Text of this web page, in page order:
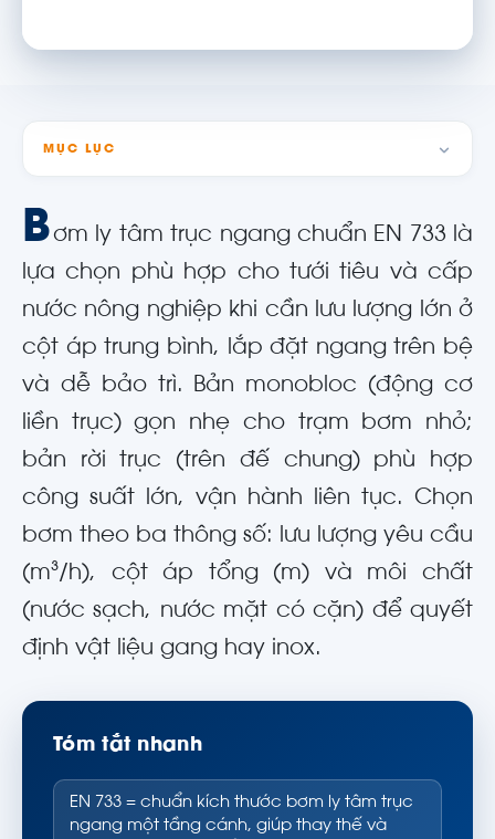
MỤC LỤC
Bơm ly tâm trục ngang chuẩn EN 733 là
lựa chọn phù hợp cho tưới tiêu và cấp
nước nông nghiệp khi cần lưu lượng lớn ở
cột áp trung bình, lắp đặt ngang trên bệ
và dễ bảo trì. Bản monobloc (động cơ
liền trục) gọn nhẹ cho trạm bơm nhỏ;
bản rời trục (trên đế chung) phù hợp
công suất lớn, vận hành liên tục. Chọn
bơm theo ba thông số: lưu lượng yêu cầu
(m³/h), cột áp tổng (m) và môi chất
(nước sạch, nước mặt có cặn) để quyết
định vật liệu gang hay inox.
Tóm tắt nhanh
EN 733 = chuẩn kích thước bơm ly tâm trục
ngang một tầng cánh, giúp thay thế và